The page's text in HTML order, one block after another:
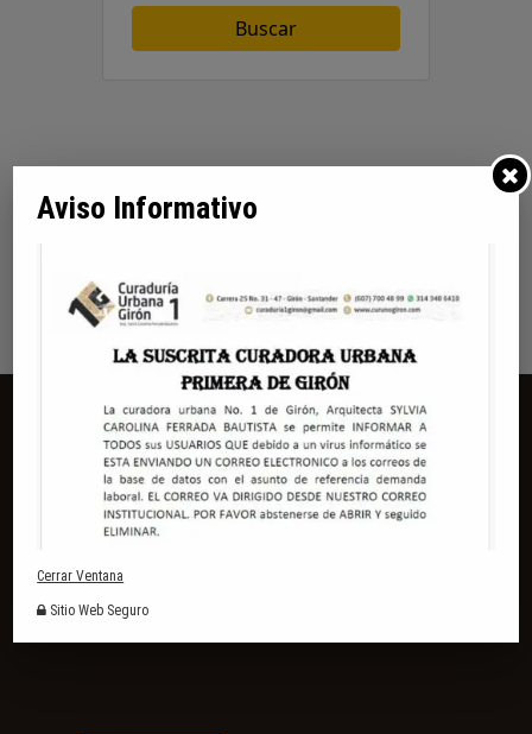
CONTÁCTENOS
servicioalcliente@curunogiron.com
Carrera 25 # 31-47 - Centro Histórico, Girón, Santander
Aviso Informativo
Cerrar Ventana
Sitio Web Seguro